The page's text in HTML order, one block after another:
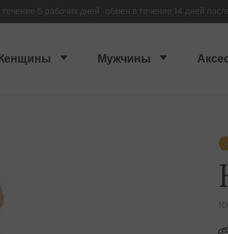
5 рабочих дней - обмен в течение 14 дней
Мужчины